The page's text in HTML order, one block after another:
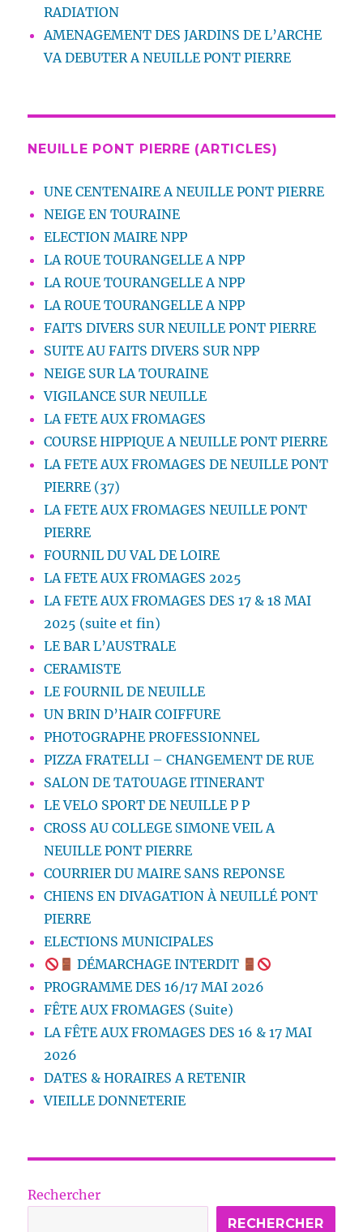
RADIATION
AMENAGEMENT DES JARDINS DE L’ARCHE
VA DEBUTER A NEUILLE PONT PIERRE
NEUILLE PONT PIERRE (ARTICLES)
UNE CENTENAIRE A NEUILLE PONT PIERRE
NEIGE EN TOURAINE
ELECTION MAIRE NPP
LA ROUE TOURANGELLE A NPP
LA ROUE TOURANGELLE A NPP
LA ROUE TOURANGELLE A NPP
FAITS DIVERS SUR NEUILLE PONT PIERRE
SUITE AU FAITS DIVERS SUR NPP
NEIGE SUR LA TOURAINE
VIGILANCE SUR NEUILLE
LA FETE AUX FROMAGES
COURSE HIPPIQUE A NEUILLE PONT PIERRE
LA FETE AUX FROMAGES DE NEUILLE PONT
PIERRE (37)
LA FETE AUX FROMAGES NEUILLE PONT
PIERRE
FOURNIL DU VAL DE LOIRE
LA FETE AUX FROMAGES 2025
LA FETE AUX FROMAGES DES 17 & 18 MAI
2025 (suite et fin)
LE BAR L’AUSTRALE
CERAMISTE
LE FOURNIL DE NEUILLE
UN BRIN D’HAIR COIFFURE
PHOTOGRAPHE PROFESSIONNEL
PIZZA FRATELLI – CHANGEMENT DE RUE
SALON DE TATOUAGE ITINERANT
LE VELO SPORT DE NEUILLE P P
CROSS AU COLLEGE SIMONE VEIL A
NEUILLE PONT PIERRE
COURRIER DU MAIRE SANS REPONSE
CHIENS EN DIVAGATION À NEUILLÉ PONT
PIERRE
ELECTIONS MUNICIPALES
DÉMARCHAGE INTERDIT
PROGRAMME DES 16/17 MAI 2026
FÊTE AUX FROMAGES (Suite)
LA FÊTE AUX FROMAGES DES 16 & 17 MAI
2026
DATES & HORAIRES A RETENIR
VIEILLE DONNETERIE
Rechercher
RECHERCHER